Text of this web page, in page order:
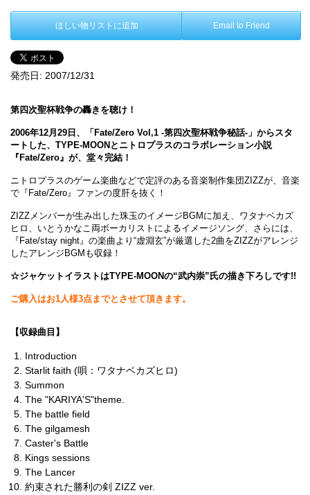
ほしい物リストに追加 Email to Friend
発売日: 2007/12/31
第四次聖杯戦争の轟きを聴け！
2006年12月29日、「Fate/Zero Vol,1 -第四次聖杯戦争秘話-」からスタ
ートした、TYPE-MOONとニトロプラスのコラボレーション小説
『Fate/Zero』が、堂々完結！
ニトロプラスのゲーム楽曲などで定評のある音楽制作集団ZIZZが、音楽
で『Fate/Zero』ファンの度肝を抜く！
ZIZZメンバーが生み出した珠玉のイメージBGMに加え、ワタナベカズ
ヒロ、いとうかなこ両ボーカリストによるイメージソング、さらには、
『Fate/stay night』の楽曲より“虚淵玄”が厳選した2曲をZIZZがアレンジ
したアレンジBGMも収録！
☆ジャケットイラストはTYPE-MOONの“武内崇”氏の描き下ろしです!!
ご購入はお1人様3点までとさせて頂きます。
【収録曲目】
Introduction
Starlit faith (唄：ワタナベカズヒロ)
Summon
The "KARIYA'S"theme.
The battle field
The gilgamesh
Caster's Battle
Kings sessions
The Lancer
約束された勝利の剣 ZIZZ ver.